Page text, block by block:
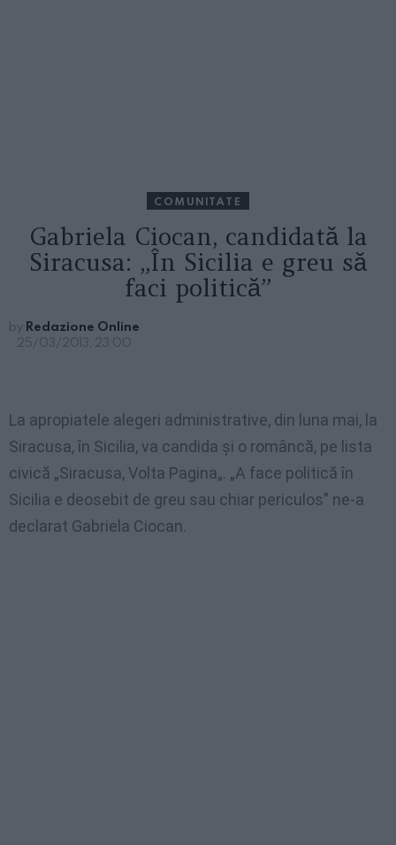
COMUNITATE
Gabriela Ciocan, candidată la
Siracusa: „În Sicilia e greu să
faci politică”
by Redazione Online
25/03/2013, 23:00
La apropiatele alegeri administrative, din luna mai, la
Siracusa,în Sicilia, va candida şi o româncă, pe lista
civică „Siracusa, Volta Pagina„. „A face politică în
Sicilia e deosebit de greu sau chiar periculos” ne-a
declarat Gabriela Ciocan.